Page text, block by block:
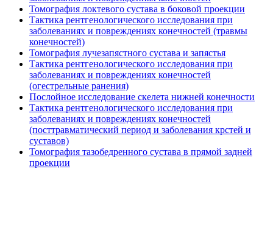
Томография локтевого сустава в боковой проекции
Тактика рентгенологического исследования при
заболеваниях и повреждениях конечностей (травмы
конечностей)
Томография лучезапястного сустава и запястья
Тактика рентгенологического исследования при
заболеваниях и повреждениях конечностей
(огестрельные ранения)
Послойное исследование скелета нижней конечности
Тактика рентгенологического исследования при
заболеваниях и повреждениях конечностей
(посттравматический период и заболевания крстей и
суставов)
Томография тазобедренного сустава в прямой задней
проекции